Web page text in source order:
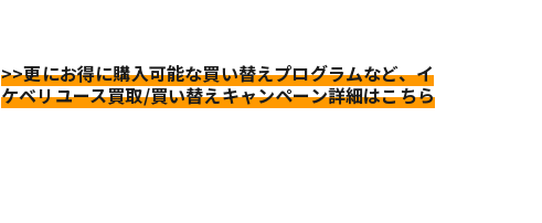
>>更にお得に購入可能な買い替えプログラムなど、イ
ケベリユース買取/買い替えキャンペーン詳細はこちら